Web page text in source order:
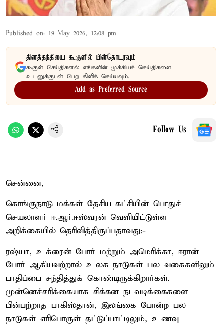
Published on: 19 May 2026, 12:08 pm
தினத்தந்தியை கூகுளில் பின்தொடரவும்
கூகுள் செய்திகளில் எங்களின் முக்கியச் செய்திகளை
உடனுக்குடன் பெற கிளிக் செய்யவும்.
Add as Preferred Source
Follow Us
சென்னை,
கொங்குநாடு மக்கள் தேசிய கட்சியின் பொதுச்
செயலாளர் ஈ.ஆர்.ஈஸ்வரன் வெளியிட்டுள்ள
அறிக்கையில் தெரிவித்திருப்பதாவது:-
ரஷ்யா, உக்ரைன் போர் மற்றும் அமெரிக்கா, ஈரான்
போர் ஆகியவற்றால் உலக நாடுகள் பல வகைகளிலும்
பாதிப்பை சந்தித்துக் கொண்டிருக்கிறார்கள்.
முன்னெச்சரிக்கையாக சிக்கன நடவடிக்கைகளை
பின்பற்றாத பாகிஸ்தான், இலங்கை போன்ற பல
நாடுகள் எரிபொருள் தட்டுப்பாட்டிலும், உணவு